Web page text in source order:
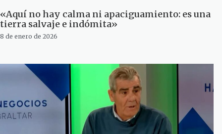
«Aquí no hay calma ni apaciguamiento: es una
tierra salvaje e indómita»
8 de enero de 2026